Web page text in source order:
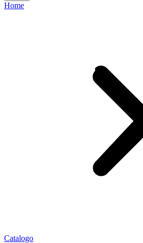
Home
Catalogo